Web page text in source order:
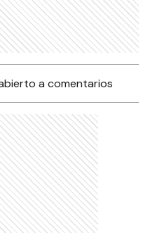
a comentarios